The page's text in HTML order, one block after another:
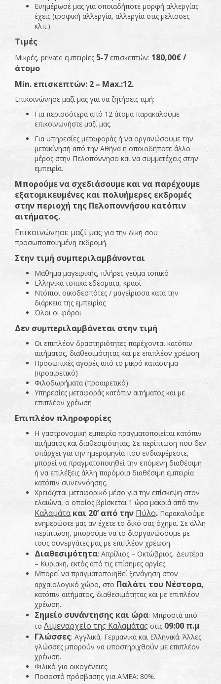
Ενημέρωσέ μας για οποιαδήποτε μορφή αλλεργίας
έχεις (τροφική αλλεργία, αλλεργία στις μέλισσες
κλπ.)
Τιμές
Μικρές, private εμπειρίες 5-7 επισκεπτών: 180,00€/
άτομο
Min. επισκεπτών: 2 – Max.:12.
Επικοινώνησε μαζί μας για να ζητήσεις τιμή:
Για περισσότερα από 12 άτομα παρακαλούμε
επικοινωνήστε μαζί μας.
Για υπηρεσίες μεταφοράς ή να οργανώσουμε την
μετακίνησή από την Αθήνα ή οποιοδήποτε άλλο
μέρος στην Πελοπόννησο και να συμμετέχεις στην
εμπειρία.
Μπορούμε να σχεδιάσουμε και να παρέχουμε
εξατομικευμένες και πολυήμερες εκδρομές
στην περιοχή της Πελοποννήσου κατόπιν
αιτήματος.
Επικοινώνησε μαζί μας για την δική σου
προσωποποιημένη εκδρομή.
Στην τιμή συμπεριλαμβάνονται
Μάθημα μαγειρικής, πλήρες γεύμα τοπικό
Ελληνικά τοπικά εδέσματα, κρασί
Ντόπιοι οικοδεσπότες / μαγείρισσα κατά την
διάρκεια της εμπειρίας
Όλοι οι φόροι
Δεν συμπεριλαμβάνεται στην τιμή
Οι επιπλέον δραστηριότητες παρέχονται κατόπιν
αιτήματος, διαθεσιμότητας και με επιπλέον χρέωση
Προσωπικές αγορές από το μικρό κατάστημα
(προαιρετικό)
Φιλοδωρήματα (προαιρετικό)
Υπηρεσίες μεταφοράς κατόπιν αιτήματος και με
επιπλέον χρέωση
Επιπλέον πληροφορίες
Η γαστρονομική εμπειρία πραγματοποιείται κατόπιν
αιτήματος και διαθεσιμότητας. Σε περίπτωση που δεν
υπάρχει για την ημερομηνία που ενδιαφέρεστε,
μπορεί να πραγματοποιηθεί την επόμενη διαθέσιμη
ή να επιλέξεις άλλη παρόμοια διαθέσιμη εμπειρία
κατόπιν συνεννόησης.
Χρειάζεται μεταφορικό μέσο για την επίσκεψη στον
ελαιώνα, ο οποίος βρίσκεται 1 ώρα μακριά από την
Καλαμάτακαι 20’ από την Πύλο. Παρακαλούμε
ενημερώστε μας αν έχετε το δικό σας όχημα. Σε άλλη
περίπτωση, μπορούμε να το διοργανώσουμε με
τους συνεργάτες μας με επιπλέον χρέωση.
Διαθεσιμότητα: Απρίλιος – Οκτώβριος, Δευτέρα
– Κυριακή, εκτός από τις επίσημες αργίες.
Μπορεί να πραγματοποιηθεί ξενάγηση στον
αρχαιολογικό χώρο, στο Παλάτι του Νέστορα,
κατόπιν αιτήματος, διαθεσιμότητας και με επιπλέον
χρέωση.
Σημείο συνάντησης και ώρα: Μπροστά από
το Λιμεναρχείο της Καλαμάτας στις 09:00 π.μ.
Γλώσσες: Αγγλικά, Γερμανικά και Ελληνικά. Άλλες
γλώσσες μπορούν να υποστηριχθούν με επιπλέον
χρέωση.
Φιλικό για οικογένειες.
Ποσοστό πρόσβασης για ΑΜΕΑ: 80%.